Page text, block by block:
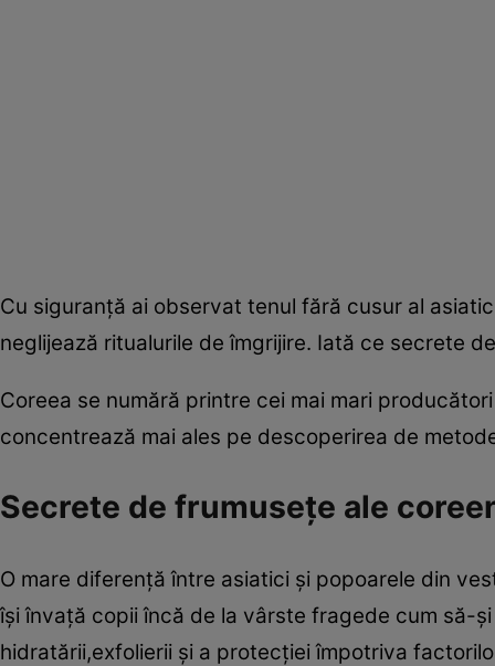
Cu siguranţă ai observat tenul fără cusur al
neglijează ritualurile de îmgrijire. Iată ce secrete
Coreea se numără printre cei mai mari
concentrează mai ales pe descoperirea de
Secrete de frumuseţe ale
O mare diferenţă între asiatici şi popoarele din
îşi învaţă copii încă de la vârste fragede cum să-
hidratării,exfolierii şi a protecţiei împotriva